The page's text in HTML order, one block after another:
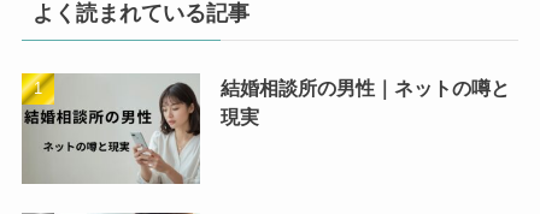
よく読まれている記事
結婚相談所の男性｜ネットの噂と
現実